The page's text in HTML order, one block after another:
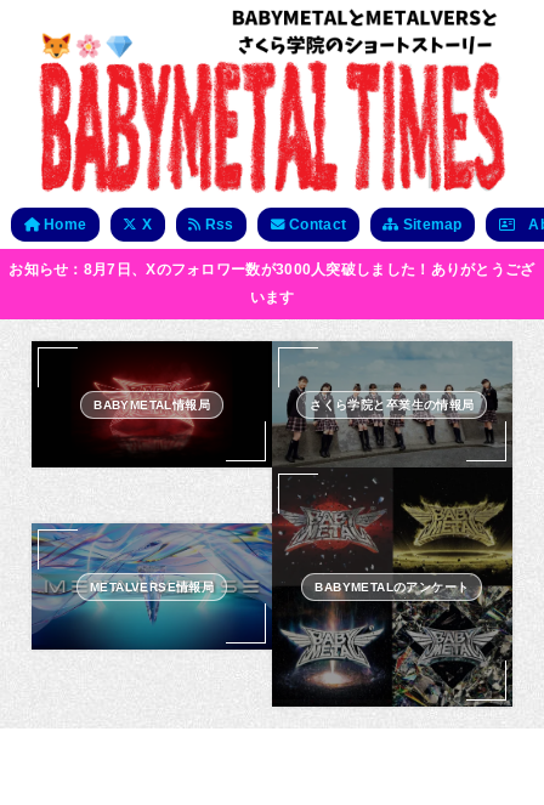
Home X Rss Contact Sitemap
お知らせ：8月7日、Xのフォロワー数が3000人突破しました！ありがとうござ
います
BABYMETAL情報局 さくら学院と卒業生の情報局
METALVERSE情報局 BABYMETALのアンケート